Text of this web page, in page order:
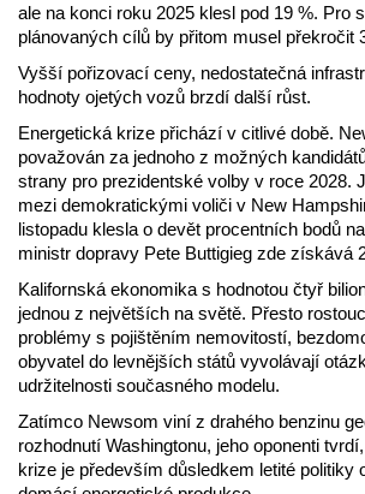
ale na konci roku 2025 klesl pod 19 %. Pro
plánovaných cílů by přitom musel překročit
Vyšší pořizovací ceny, nedostatečná
hodnoty ojetých vozů brzdí další růst.
Energetická krize přichází v citlivé době.
považován za jednoho z možných
strany pro prezidentské volby v roce 2028.
mezi demokratickými voliči v New
listopadu klesla o devět procentních bodů
ministr dopravy Pete Buttigieg zde získává
Kalifornská ekonomika s hodnotou čtyř
jednou z největších na světě. Přesto
problémy s pojištěním nemovitostí,
obyvatel do levnějších států vyvolávají
udržitelnosti současného modelu.
Zatímco Newsom viní z drahého benzinu
rozhodnutí Washingtonu, jeho oponenti
krize je především důsledkem letité politiky